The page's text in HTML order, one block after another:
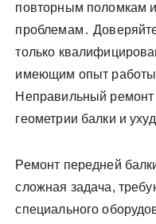
повторным поломкам
проблемам․
только
имеющим опыт работы
Неправильный
геометрии балки и
Ремонт передней
сложная задача,
специального